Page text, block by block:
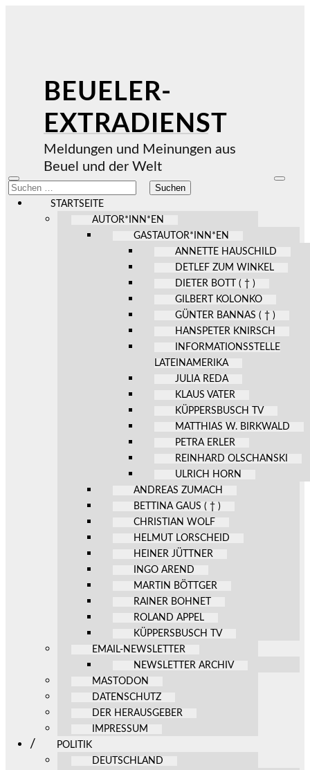
BEUELER-
EXTRADIENST
Meldungen und Meinungen aus
Beuel und der Welt
Mobile-
Menü
ein-/ausblenden
Suchen
nach:
STARTSEITE
AUTOR*INN*EN
GASTAUTOR*INN*EN
ANNETTE HAUSCHILD
DETLEF ZUM WINKEL
DIETER BOTT ( † )
GILBERT KOLONKO
GÜNTER BANNAS ( † )
HANSPETER KNIRSCH
INFORMATIONSSTELLE
LATEINAMERIKA
JULIA REDA
KLAUS VATER
KÜPPERSBUSCH TV
MATTHIAS W. BIRKWALD
PETRA ERLER
REINHARD OLSCHANSKI
ULRICH HORN
ANDREAS ZUMACH
BETTINA GAUS ( † )
CHRISTIAN WOLF
HELMUT LORSCHEID
HEINER JÜTTNER
INGO AREND
MARTIN BÖTTGER
RAINER BOHNET
ROLAND APPEL
KÜPPERSBUSCH TV
EMAIL-NEWSLETTER
NEWSLETTER ARCHIV
MASTODON
DATENSCHUTZ
DER HERAUSGEBER
IMPRESSUM
POLITIK
DEUTSCHLAND